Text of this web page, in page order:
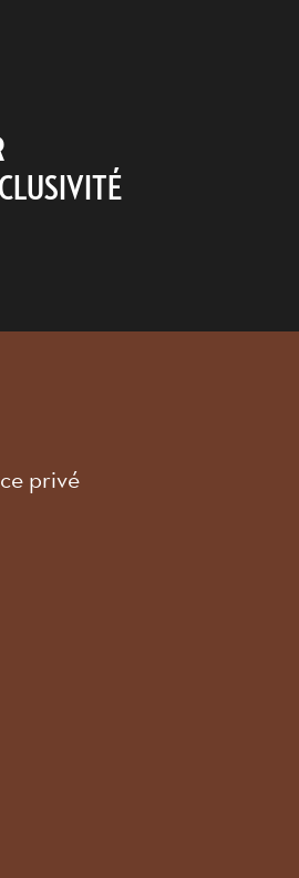
privé